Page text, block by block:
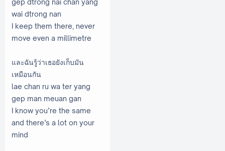
gep dtrong nai chan yang
wai dtrong nan
I keep them there, never
move even a millimetre
และฉันรู้ว่าเธอยังเก็บมัน
เหมือนกัน
lae chan ru wa ter yang
gep man meuan gan
I know you’re the same
and there’s a lot on your
mind